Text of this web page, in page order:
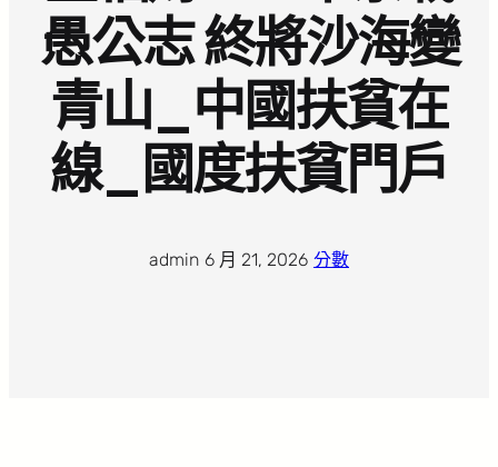
愚公志 終將沙海變
青山_中國扶貧在
線_國度扶貧門戶
admin 6 月 21, 2026 分數